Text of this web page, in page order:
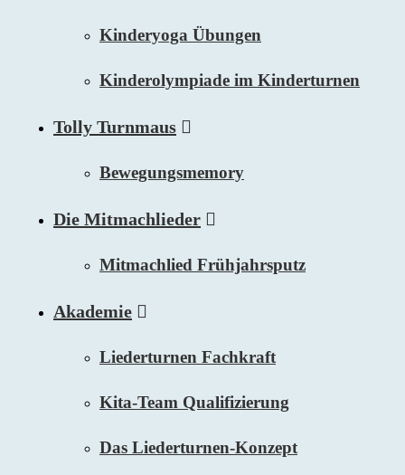
Kinderyoga Übungen
Kinderolympiade im Kinderturnen
Tolly Turnmaus
Bewegungsmemory
Die Mitmachlieder
Mitmachlied Frühjahrsputz
Akademie
Liederturnen Fachkraft
Kita-Team Qualifizierung
Das Liederturnen-Konzept